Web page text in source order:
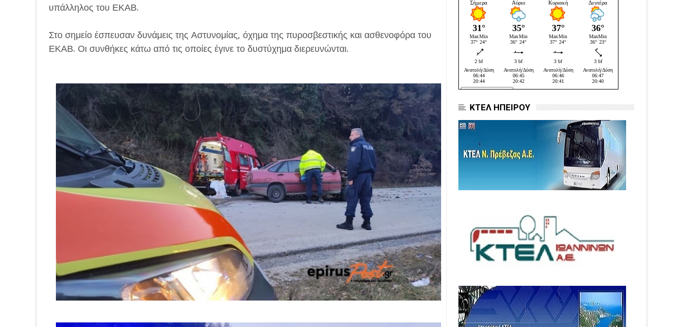
υπάλληλος του ΕΚΑΒ.
Στο σημείο έσπευσαν δυνάμεις της Αστυνομίας, όχημα της πυροσβεστικής και ασθενοφόρα του
ΕΚΑΒ. Οι συνθήκες κάτω από τις οποίες έγινε το δυστύχημα διερευνώνται.
ΚΤΕΛ ΗΠΕΙΡΟΥ